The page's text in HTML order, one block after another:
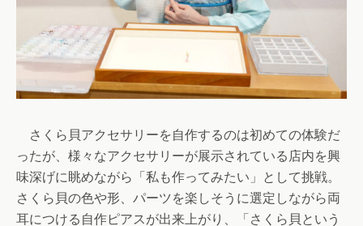
さくら貝アクセサリーを自作するのは初めての体験だ
ったが、様々なアクセサリーが展示されている店内を興
味深げに眺めながら「私も作ってみたい」として挑戦。
さくら貝の色や形、パーツを楽しそうに選定しながら両
耳につける自作ピアスが出来上がり、「さくら貝という